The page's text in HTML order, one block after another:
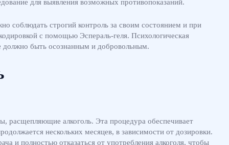
для выявления возможных противопоказаний.
соблюдать строгий контроль за своим состоянием и при
с помощью Эспераль-геля. Психологическая
должно быть осознанным и добровольным.
расщепляющие алкоголь. Эта процедура обеспечивает
нескольких месяцев, в зависимости от дозировки.
и полностью отказаться от употребления алкоголя, чтобы